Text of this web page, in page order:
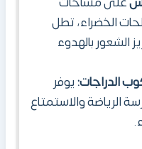
الخضراء، تطل
الشعور بالهدوء
الدراجات:يوفر
الرياضة والاستمتاع